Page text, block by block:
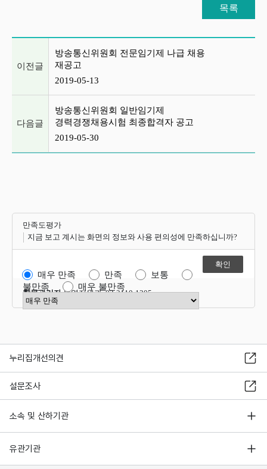
목록
이전글
방송통신위원회 전문임기제 나급 채용
재공고
2019-05-13
다음글
방송통신위원회 일반임기제
경력경쟁채용시험 최종합격자 공고
2019-05-30
만족도평가
지금 보고 계시는 화면의 정보와 사용 편의성에 만족하십니까?
매우 만족 만족
보통
불만족
매우 불만족
만족도 점수 선택
항목관리자운영지원과 02-2110-1305
누리집개선의견
설문조사
소속 및 산하기관
유관기관